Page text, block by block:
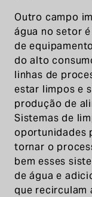
Outro campo
água no setor
de
do alto
linhas de
estar limpos e
produção de
Sistemas de
oportunidades
tornar o
bem esses
de água e
que recirculam